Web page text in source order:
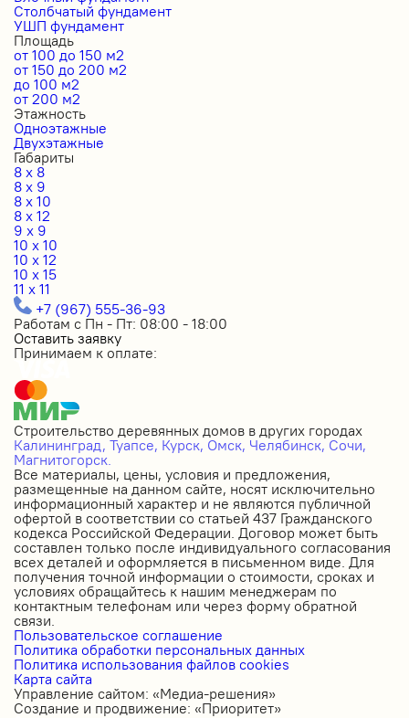
Столбчатый фундамент
УШП фундамент
Площадь
от 100 до 150 м2
от 150 до 200 м2
до 100 м2
от 200 м2
Этажность
Одноэтажные
Двухэтажные
Габариты
8 x 8
8 x 9
8 x 10
8 x 12
9 x 9
10 x 10
10 x 12
10 x 15
11 x 11
+7 (967) 555-36-93
Работам с Пн - Пт: 08:00 - 18:00
Оставить заявку
Принимаем к оплате:
Строительство деревянных домов в других городах
Калининград, Туапсе, Курск, Омск, Челябинск, Сочи,
Магнитогорск.
Все материалы, цены, условия и предложения,
размещенные на данном сайте, носят исключительно
информационный характер и не являются публичной
офертой в соответствии со статьей 437 Гражданского
кодекса Российской Федерации. Договор может быть
составлен только после индивидуального согласования
всех деталей и оформляется в письменном виде. Для
получения точной информации о стоимости, сроках и
условиях обращайтесь к нашим менеджерам по
контактным телефонам или через форму обратной
связи.
Пользовательское соглашение
Политика обработки персональных данных
Политика использования файлов cookies
Карта сайта
Управление сайтом: «Медиа-решения»
Создание и продвижение: «Приоритет»